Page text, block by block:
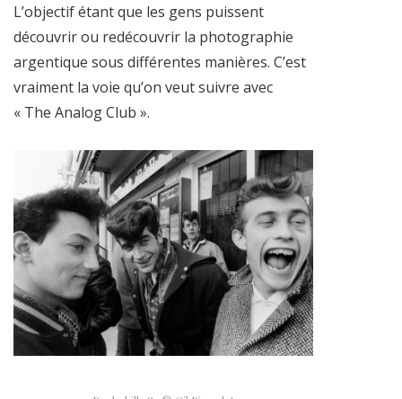
L’objectif étant que les gens puissent
découvrir ou redécouvrir la photographie
argentique sous différentes manières. C’est
vraiment la voie qu’on veut suivre avec
« The Analog Club ».